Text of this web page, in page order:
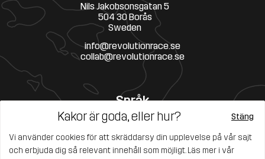
Stäng
Kakor är goda, eller hur?
Vi använder cookies för att skräddarsy din upplevelse på vår sajt
och erbjuda dig så relevant innehåll som möjligt. Läs mer i vår
Nils Jakobsonsgatan 5
504 30 Borås
Sweden
info@revolutionrace.se
collab@revolutionrace.se
Språk